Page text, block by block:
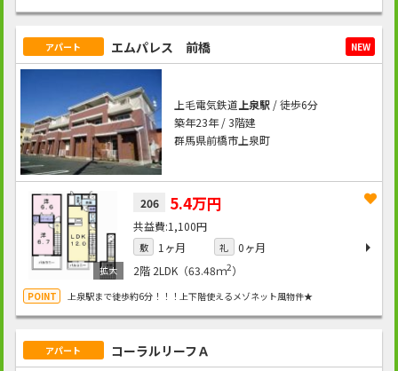
アパート エムパレス 前橋 NEW
上毛電気鉄道 上泉駅/ 徒歩6分
築年23年 / 3階建
群馬県前橋市上泉町
206 5.4万円
1,100円
敷 1ヶ月 礼
0ヶ月
2階 2LDK（63.48ｍ2）
上泉駅まで徒歩約6分！！！上下階使えるメゾネット風物件★
アパート コーラルリーフＡ